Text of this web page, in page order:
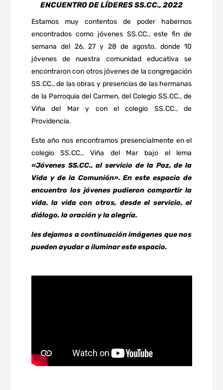
ENCUENTRO DE LÍDERES SS.CC., 2022
Estamos muy contentos de poder habernos
encontrados como jóvenes SS.CC., este fin de
semana del 26, 27 y 28 de agosto, donde 10
jóvenes de nuestra comunidad educativa se
encontraron con otros jóvenes de la congregación
SS.CC., de las obras y presencias de las hermanas
de la Parroquia del Carmen, del Colegio SS.CC., de
Viña del Mar y con el colegio SS.CC., de
Providencia.
Este año nos encontramos presencialmente en el
colegio SS.CC., Viña del Mar bajo el lema
«Jóvenes SS.CC., al servicio de la Paz, de la
Vida y de la Comunión». En este espacio de
encuentro los jóvenes pudieron compartir la
vida, la vida con otros, desde el servicio, el
diálogo, la oración y la alegría.
les dejamos a continuación imágenes que nos
pueden ayudar a iluminar este espacio.